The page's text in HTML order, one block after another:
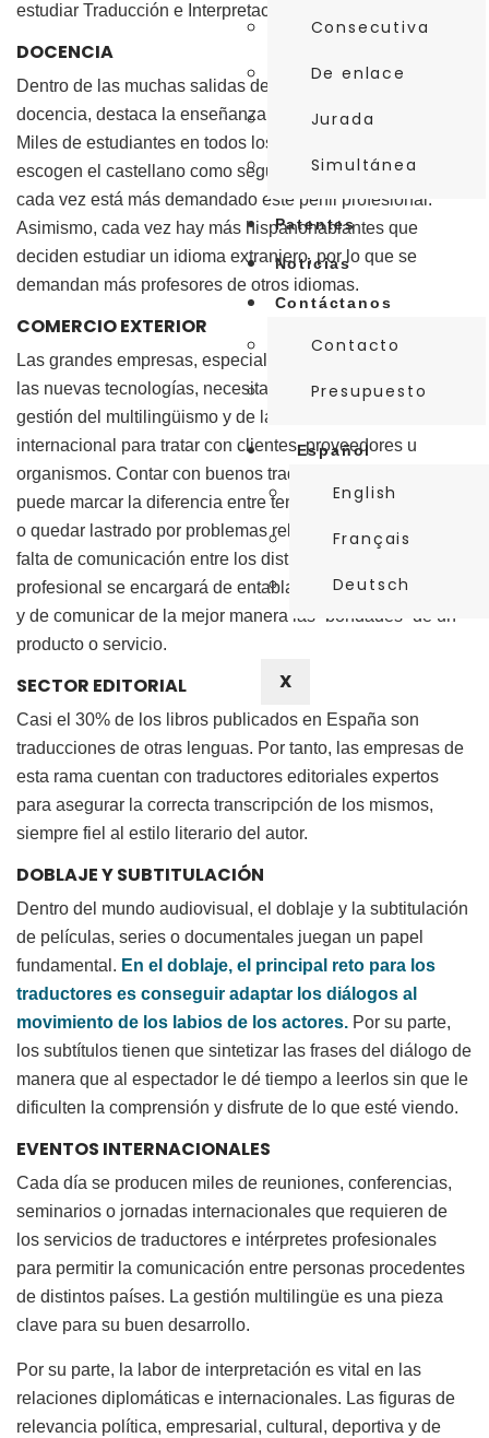
Consecutiva
De enlace
Jurada
Simultánea
Patentes
Noticias
Contáctanos
Contacto
Presupuesto
Español
English
Français
Deutsch
X
estudiar Traducción e Interpretación:
DOCENCIA
Dentro de las muchas salidas del grado en el mundo de la
docencia, destaca la enseñanza de español a extranjeros.
Miles de estudiantes en todos los rincones del mundo
escogen el castellano como segundo idioma, por lo que
cada vez está más demandado este perfil profesional.
Asimismo, cada vez hay más hispanohablantes que
deciden estudiar un idioma extranjero, por lo que se
demandan más profesores de otros idiomas.
COMERCIO EXTERIOR
Las grandes empresas, especialmente las del campo de
las nuevas tecnologías, necesitan el apoyo de expertos en
gestión del multilingüismo y de la comunicación
internacional para tratar con clientes, proveedores u
organismos. Contar con buenos traductores e intérpretes
puede marcar la diferencia entre tener un negocio exitoso
o quedar lastrado por problemas relacionados con una
falta de comunicación entre los distintos actores. Un buen
profesional se encargará de entablar un puente entre ellos
y de comunicar de la mejor manera las “bondades” de un
producto o servicio.
SECTOR EDITORIAL
Casi el 30% de los libros publicados en España son
traducciones de otras lenguas. Por tanto, las empresas de
esta rama cuentan con traductores editoriales expertos
para asegurar la correcta transcripción de los mismos,
siempre fiel al estilo literario del autor.
DOBLAJE Y SUBTITULACIÓN
Dentro del mundo audiovisual, el doblaje y la subtitulación
de películas, series o documentales juegan un papel
fundamental. En el doblaje, el principal reto para los
traductores es conseguir adaptar los diálogos al
movimiento de los labios de los actores. Por su parte,
los subtítulos tienen que sintetizar las frases del diálogo de
manera que al espectador le dé tiempo a leerlos sin que le
dificulten la comprensión y disfrute de lo que esté viendo.
EVENTOS INTERNACIONALES
Cada día se producen miles de reuniones, conferencias,
seminarios o jornadas internacionales que requieren de
los servicios de traductores e intérpretes profesionales
para permitir la comunicación entre personas procedentes
de distintos países. La gestión multilingüe es una pieza
clave para su buen desarrollo.
Por su parte, la labor de interpretación es vital en las
relaciones diplomáticas e internacionales. Las figuras de
relevancia política, empresarial, cultural, deportiva y de